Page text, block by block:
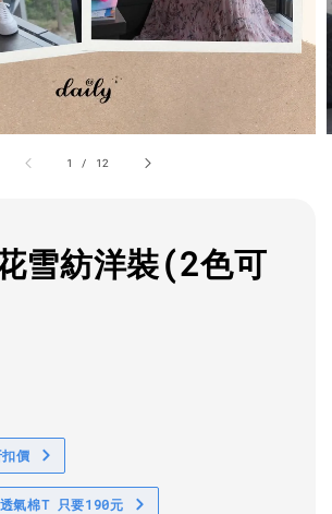
1 / 12
雪紡洋裝(2色可
價
氣棉T 只要190元